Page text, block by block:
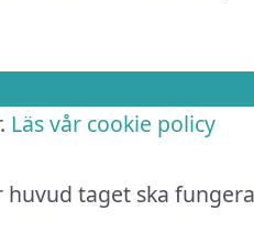
Läs vår cookie policy
taget ska